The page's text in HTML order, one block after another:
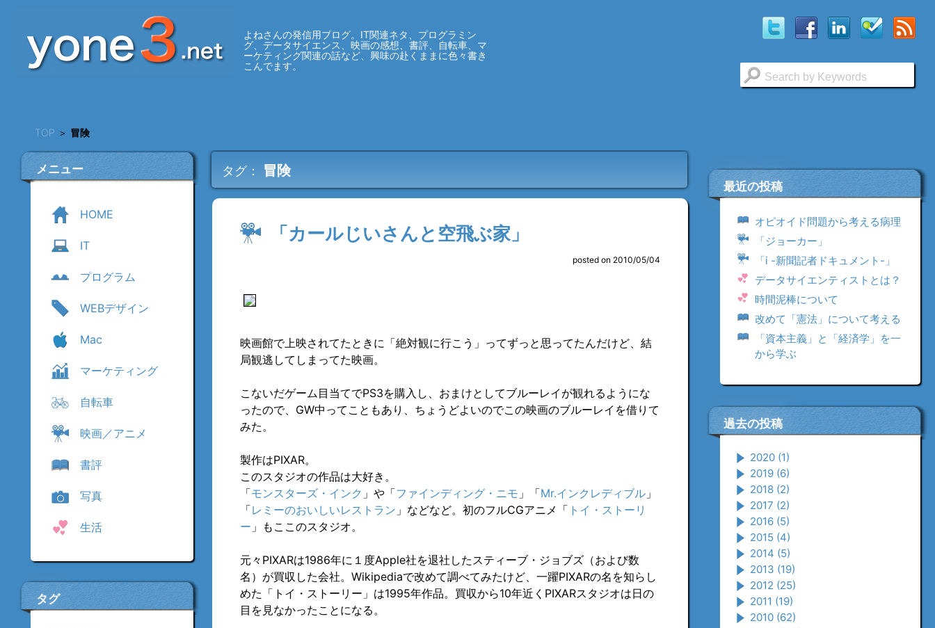
よねさんの発信用ブログ。IT関連ネタ、プログラミン
グ、データサイエンス、映画の感想、書評、自転車、マ
ーケティング関連の話など、興味の赴くままに色々書き
こんでます。
TOP ＞ 冒険
メニュー
HOME
IT
プログラム
WEBデザイン
Mac
マーケティング
自転車
映画／アニメ
書評
写真
生活
タグ
最近の投稿
オピオイド問題から考える病理
「ジョーカー」
「i -新聞記者ドキュメント-」
データサイエンティストとは？
時間泥棒について
改めて「憲法」について考える
「資本主義」と「経済学」を一
から学ぶ
過去の投稿
2020 (1)
2019 (6)
2018 (2)
2017 (2)
2016 (5)
2015 (4)
2014 (5)
2013 (19)
2012 (25)
2011 (19)
2010 (62)
タグ： 冒険
「カールじいさんと空飛ぶ家」
posted on 2010/05/04
映画館で上映されてたときに「絶対観に行こう」ってずっと思ってたんだけど、結
局観逃してしまってた映画。
こないだゲーム目当てでPS3を購入し、おまけとしてブルーレイが観れるようにな
ったので、GW中ってこともあり、ちょうどよいのでこの映画のブルーレイを借りて
みた。
製作はPIXAR。
このスタジオの作品は大好き。
「モンスターズ・インク 」や「ファインディング・ニモ 」「Mr.インクレディブル 」
「レミーのおいしいレストラン 」などなど。初のフルCGアニメ「 トイ・ストーリ
ー 」もここのスタジオ。
元々PIXARは1986年に１度Apple社を退社したスティーブ・ジョブズ（および数
名）が買収した会社。Wikipediaで改めて調べてみたけど、一躍PIXARの名を知らし
めた「トイ・ストーリー」は1995年作品。買収から10年近くPIXARスタジオは日の
目を見なかったことになる。